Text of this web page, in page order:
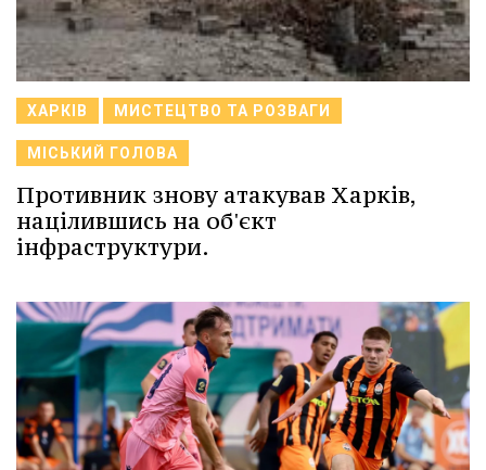
ХАРКІВ МИСТЕЦТВО ТА РОЗВАГИ
МІСЬКИЙ ГОЛОВА
Противник знову атакував Харків,
націлившись на об'єкт
інфраструктури.